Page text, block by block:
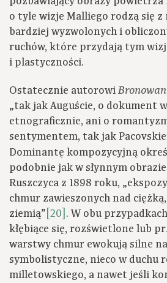
o tyle wizje Malliego rodzą się
bardziej wyzwolonych i
ruchów, które przydają tym
i plastyczności.
Ostatecznie autorowi
„tak jak Auguście, o dokument
etnograficznie, ani o
sentymentem, tak jak
Dominantę kompozycyjną
podobnie jak w słynnym
Ruszczyca z 1898 roku,
chmur zawieszonych nad
ziemią” [20] . W obu
kłębiące się, rozświetlone lub
warstwy chmur ewokują silne
symbolistyczne, nieco w duchu
milletowskiego, a nawet jeśli